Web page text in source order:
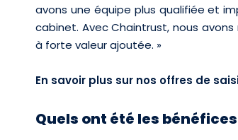
avons une équipe plus qualifiée et
cabinet. Avec Chaintrust, nous
à forte valeur ajoutée. »
En savoir plus sur nos offres de
Quels ont été les